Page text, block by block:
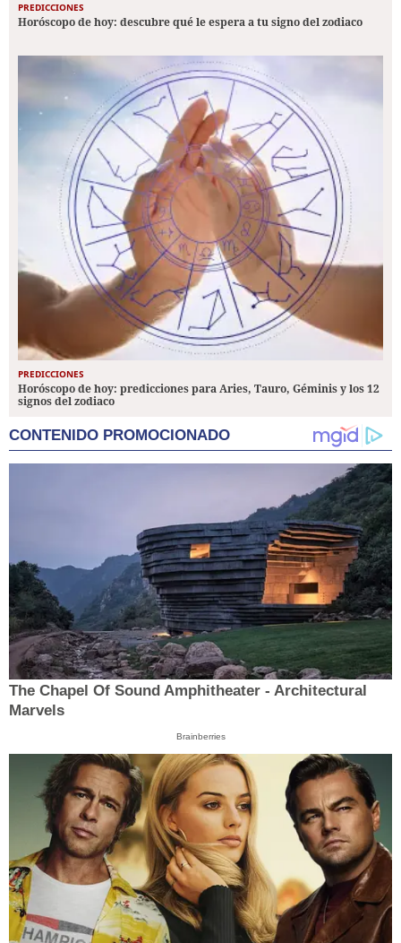
PREDICCIONES
Horóscopo de hoy: descubre qué le espera a tu signo del zodiaco
PREDICCIONES
Horóscopo de hoy: predicciones para Aries, Tauro, Géminis y los 12
signos del zodiaco
CONTENIDO PROMOCIONADO
The Chapel Of Sound Amphitheater - Architectural
Marvels
Brainberries